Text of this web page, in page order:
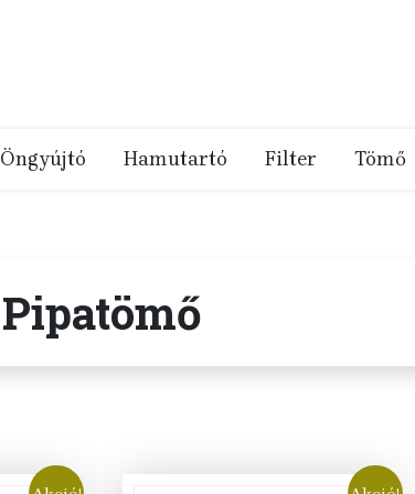
Öngyújtó Hamutartó Filter Tömő
Pipatömő